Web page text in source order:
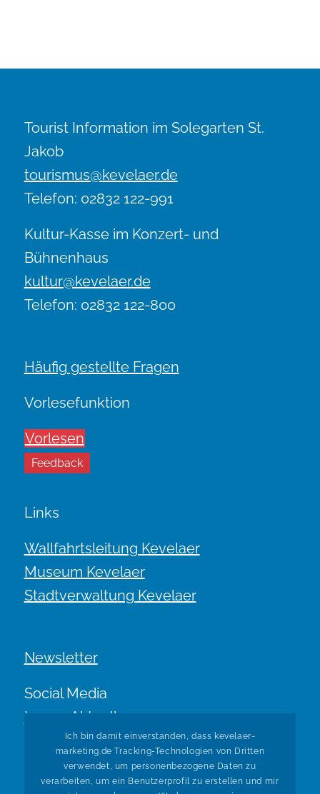
Tourist Information im Solegarten St.
Jakob
tourismus@kevelaer.de
Telefon: 02832 122-991
Kultur-Kasse im Konzert- und
Bühnenhaus
kultur@kevelaer.de
Telefon: 02832 122-800
Häufig gestellte Fragen
Vorlesefunktion
Vorlesen
Feedback
Links
Wallfahrtsleitung Kevelaer
Museum Kevelaer
Stadtverwaltung Kevelaer
Newsletter
Social Media
Immer Aktuell.
Ich bin damit einverstanden, dass kevelaer-
marketing.de Tracking-Technologien von Dritten
verwendet, um personenbezogene Daten zu
verarbeiten, um ein Benutzerprofil zu erstellen und mir